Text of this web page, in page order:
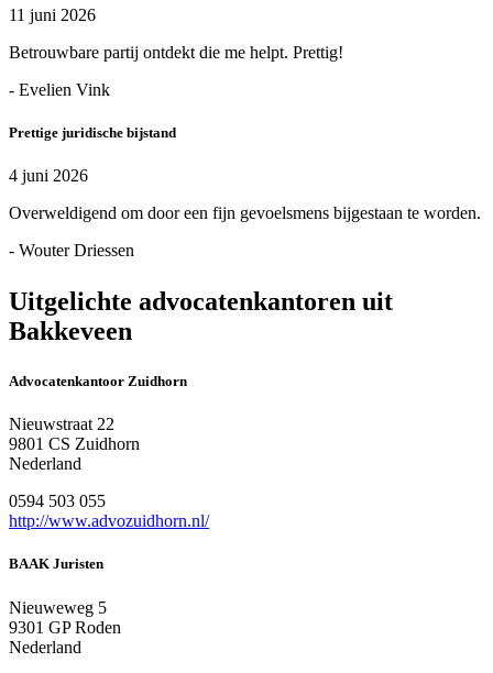
11 juni 2026
Betrouwbare partij ontdekt die me helpt. Prettig!
- Evelien Vink
Prettige juridische bijstand
4 juni 2026
Overweldigend om door een fijn gevoelsmens bijgestaan te worden.
- Wouter Driessen
Uitgelichte advocatenkantoren uit
Bakkeveen
Advocatenkantoor Zuidhorn
Nieuwstraat 22
9801 CS Zuidhorn
Nederland
0594 503 055
http://www.advozuidhorn.nl/
BAAK Juristen
Nieuweweg 5
9301 GP Roden
Nederland